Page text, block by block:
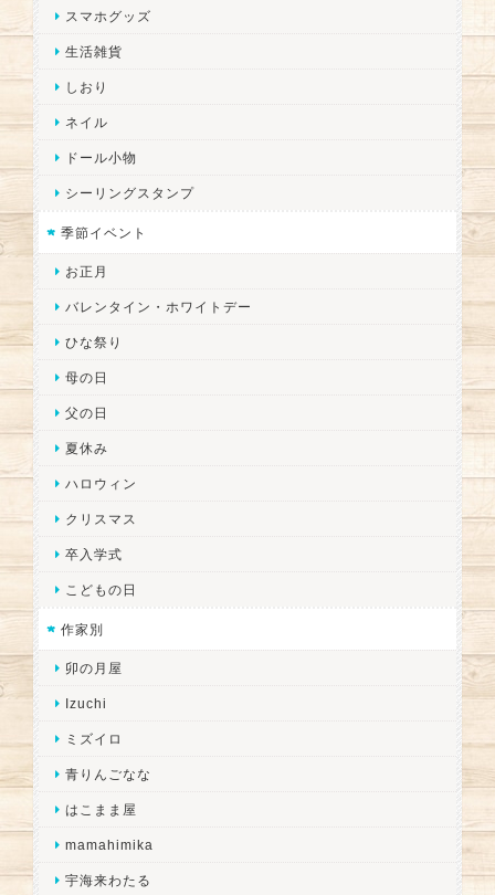
スマホグッズ
生活雑貨
しおり
ネイル
ドール小物
シーリングスタンプ
季節イベント
お正月
バレンタイン・ホワイトデー
ひな祭り
母の日
父の日
夏休み
ハロウィン
クリスマス
卒入学式
こどもの日
作家別
卯の月屋
Izuchi
ミズイロ
青りんごなな
はこまま屋
mamahimika
宇海来わたる